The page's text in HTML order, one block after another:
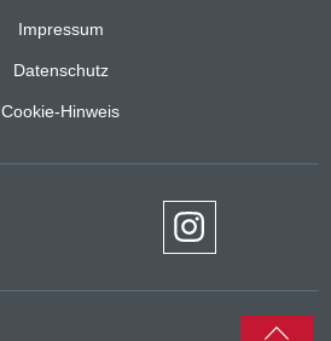
Impressum
Datenschutz
Cookie-Hinweis
nach